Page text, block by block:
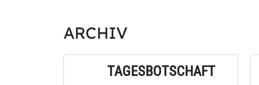
ARCHIV
TAGESBOTSCHAFT